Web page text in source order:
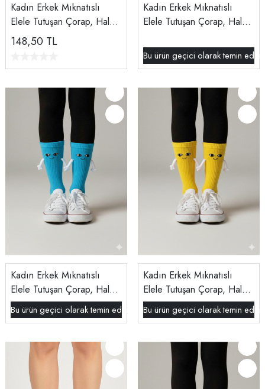
Kadın Erkek Mıknatıslı
Elele Tutuşan Çorap, Halay
Çeken Kanka Çorabı Beyaz
148,50 TL
Kadın Erkek Mıknatıslı
Elele Tutuşan Çorap, Halay
Kırmızı
Bu ürün geçici olarak temin
Kadın Erkek Mıknatıslı
Elele Tutuşan Çorap, Halay
Çeken Kanka Çorabı Mavi
Bu ürün geçici olarak temin edilememektedir.
Kadın Erkek Mıknatıslı
Elele Tutuşan Çorap, Halay
Çeken Kanka Çorabı Sarı
Bu ürün geçici olarak temin